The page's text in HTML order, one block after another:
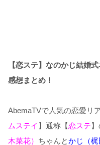
【恋ステ】なのかじ結婚
感想まとめ！
AbemaTVで人気の恋愛リ
ムステイ 】通称【恋ステ
木菜花） ちゃんとかじ（梶